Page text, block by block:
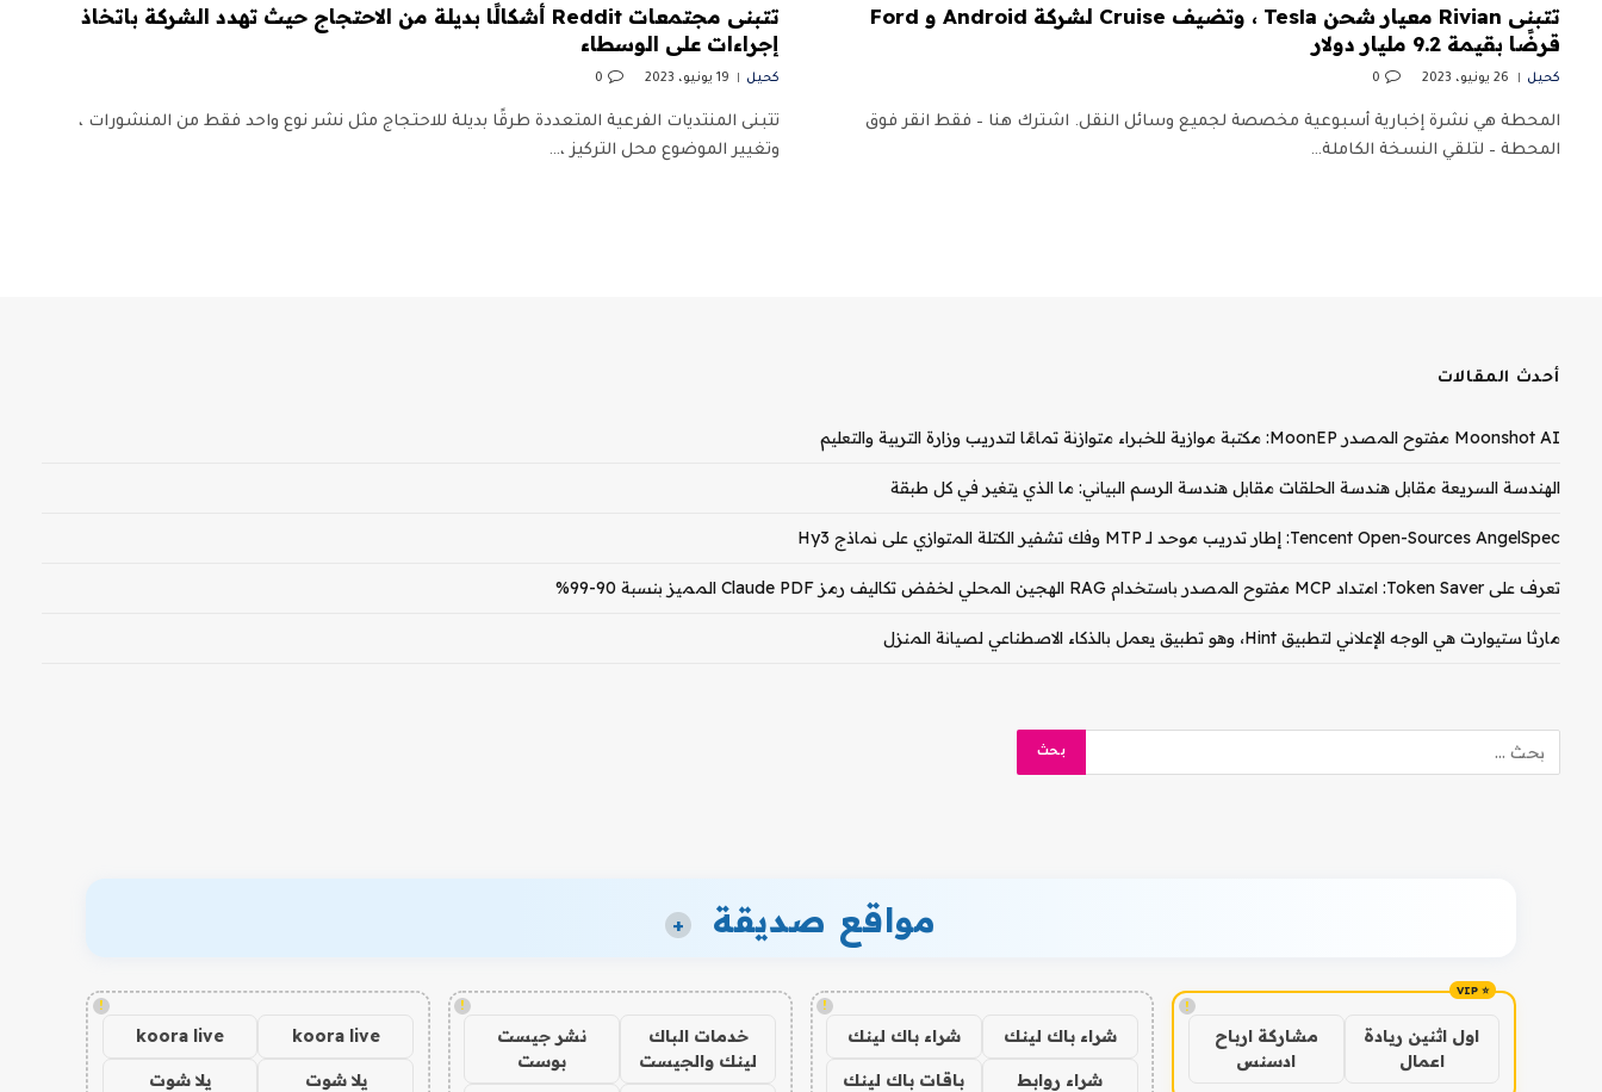
تتبنى Rivian معيار شحن Tesla ، وتضيف Cruise لشركة Android و Ford
قرضًا بقيمة 9.2 مليار دولار
كحيل 26 يونيو، 2023 0
المحطة هي نشرة إخبارية أسبوعية مخصصة لجميع وسائل النقل. اشترك هنا – فقط انقر فوق
المحطة – لتلقي النسخة الكاملة…
تتبنى مجتمعات Reddit أشكالًا بديلة من الاحتجاج حيث تهدد الشركة باتخاذ
إجراءات على الوسطاء
كحيل 19 يونيو، 2023 0
تتبنى المنتديات الفرعية المتعددة طرقًا بديلة للاحتجاج مثل نشر نوع واحد فقط من المنشورات ،
وتغيير الموضوع محل التركيز ،…
أحدث المقالات
Moonshot AI مفتوح المصدر MoonEP: مكتبة موازية للخبراء متوازنة تمامًا لتدريب وزارة التربية والتعليم
الهندسة السريعة مقابل هندسة الحلقات مقابل هندسة الرسم البياني: ما الذي يتغير في كل طبقة
Tencent Open-Sources AngelSpec: إطار تدريب موحد لـ MTP وفك تشفير الكتلة المتوازي على نماذج Hy3
تعرف على Token Saver: امتداد MCP مفتوح المصدر باستخدام RAG الهجين المحلي لخفض تكاليف رمز Claude PDF المميز بنسبة 90-99%
مارثا ستيوارت هي الوجه الإعلاني لتطبيق Hint، وهو تطبيق يعمل بالذكاء الاصطناعي لصيانة المنزل
مواقع صديقة +
!
اول اثنين ريادة
اعمال
مشاركة ارباح
ادسنس
!
شراء باك لينك شراء باك لينك
شراء روابط
باقات باك لينك
!
خدمات الباك
لينك والجيست
نشر جيست
بوست
!
koora live
koora live
يلا شوت يلا شوت